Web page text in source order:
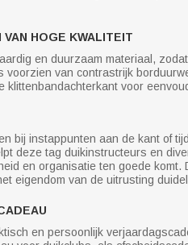
VAN HOGE KWALITEIT
en duurzaam materiaal,
voorzien van contrastrijk
klittenbandachterkant voor
bij instappunten aan de kant of
deze tag duikinstructeurs en
en organisatie ten goede
eigendom van de uitrusting
en persoonlijk